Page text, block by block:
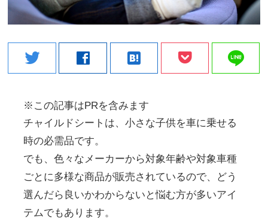
twitter facebook hatenabookmark line
※この記事はPRを含みます
チャイルドシートは、小さな子供を車に乗せる
時の必需品です。
でも、色々なメーカーから対象年齢や対象車種
ごとに多様な商品が販売されているので、どう
選んだら良いかわからないと悩む方が多いアイ
テムでもあります。